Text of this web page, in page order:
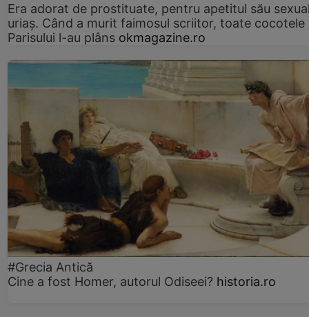
Era adorat de prostituate, pentru apetitul său
uriaș. Când a murit faimosul scriitor, toate cocotele
Parisului l-au plâns okmagazine.ro
#Grecia Antică
Cine a fost Homer, autorul Odiseei? historia.ro